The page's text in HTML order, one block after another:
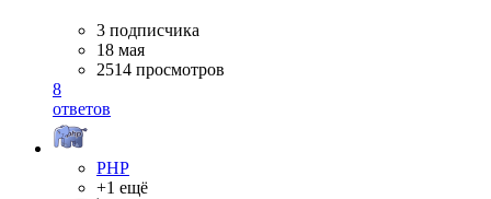
3 подписчика
18 мая
2514 просмотров
8
ответов
PHP
+1 ещё